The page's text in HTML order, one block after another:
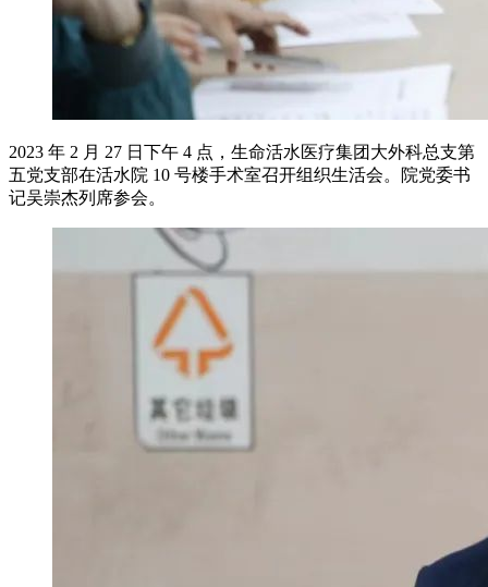
2023 年 2 月 27 日下午 4 点，生命活水医疗集团大外科总支第
五党支部在活水院 10 号楼手术室召开组织生活会。院党委书
记吴崇杰列席参会。